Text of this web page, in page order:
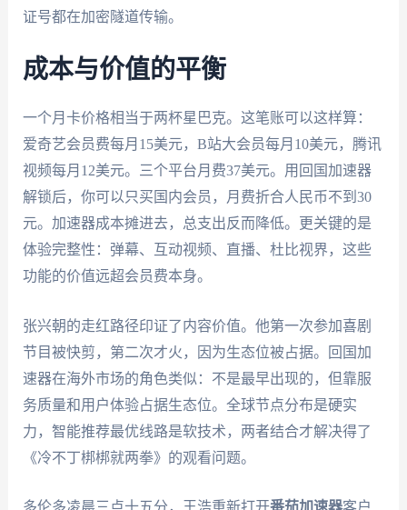
证号都在加密隧道传输。
成本与价值的平衡
一个月卡价格相当于两杯星巴克。这笔账可以这样算：
爱奇艺会员费每月15美元，B站大会员每月10美元，腾讯
视频每月12美元。三个平台月费37美元。用回国加速器
解锁后，你可以只买国内会员，月费折合人民币不到30
元。加速器成本摊进去，总支出反而降低。更关键的是
体验完整性：弹幕、互动视频、直播、杜比视界，这些
功能的价值远超会员费本身。
张兴朝的走红路径印证了内容价值。他第一次参加喜剧
节目被快剪，第二次才火，因为生态位被占据。回国加
速器在海外市场的角色类似：不是最早出现的，但靠服
务质量和用户体验占据生态位。全球节点分布是硬实
力，智能推荐最优线路是软技术，两者结合才解决得了
《冷不丁梆梆就两拳》的观看问题。
多伦多凌晨三点十五分，王浩重新打开番茄加速器客户